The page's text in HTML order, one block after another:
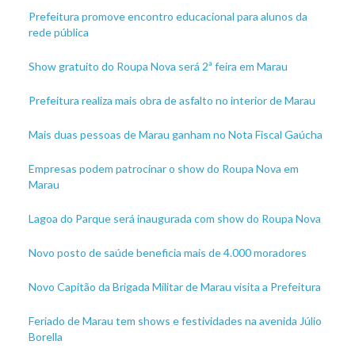
Prefeitura promove encontro educacional para alunos da
rede pública
Show gratuito do Roupa Nova será 2ª feira em Marau
Prefeitura realiza mais obra de asfalto no interior de Marau
Mais duas pessoas de Marau ganham no Nota Fiscal Gaúcha
Empresas podem patrocinar o show do Roupa Nova em
Marau
Lagoa do Parque será inaugurada com show do Roupa Nova
Novo posto de saúde beneficia mais de 4.000 moradores
Novo Capitão da Brigada Militar de Marau visita a Prefeitura
Feriado de Marau tem shows e festividades na avenida Júlio
Borella